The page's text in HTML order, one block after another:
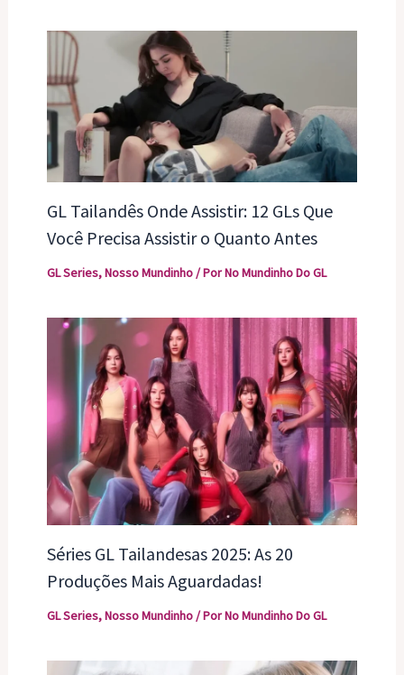
GL Tailandês Onde Assistir: 12 GLs Que
Você Precisa Assistir o Quanto Antes
GL Series,Nosso Mundinho/ PorNo Mundinho Do GL
Séries GL Tailandesas 2025: As 20
Produções Mais Aguardadas!
GL Series,Nosso Mundinho/ PorNo Mundinho Do GL